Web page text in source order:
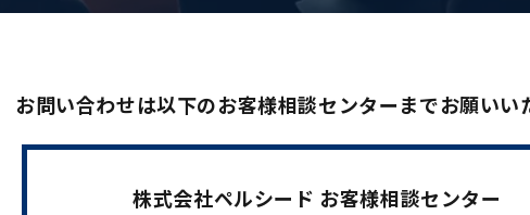
お問い合わせは以下のお客様相談センターまでお願いい
株式会社ペルシード お客様相談センター